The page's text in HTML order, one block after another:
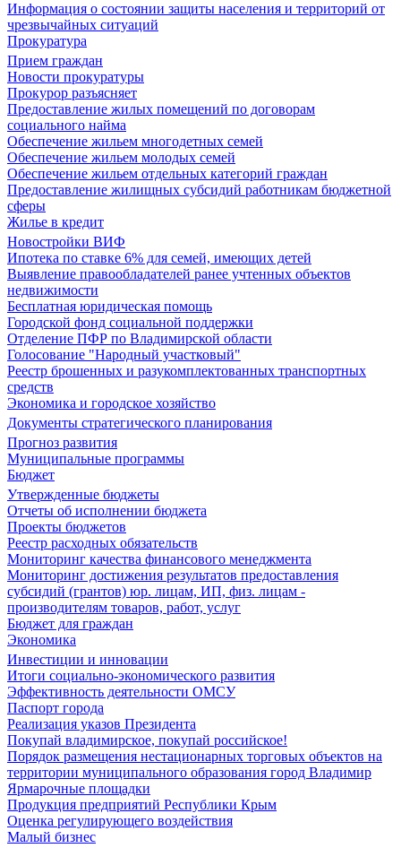
Информация о состоянии защиты населения и территорий от
чрезвычайных ситуаций
Прокуратура
Прием граждан
Новости прокуратуры
Прокурор разъясняет
Предоставление жилых помещений по договорам
социального найма
Обеспечение жильем многодетных семей
Обеспечение жильем молодых семей
Обеспечение жильем отдельных категорий граждан
Предоставление жилищных субсидий работникам бюджетной
сферы
Жилье в кредит
Новостройки ВИФ
Ипотека по ставке 6% для семей, имеющих детей
Выявление правообладателей ранее учтенных объектов
недвижимости
Бесплатная юридическая помощь
Городской фонд социальной поддержки
Отделение ПФР по Владимирской области
Голосование "Народный участковый"
Реестр брошенных и разукомплектованных транспортных
средств
Экономика и городское хозяйство
Документы стратегического планирования
Прогноз развития
Муниципальные программы
Бюджет
Утвержденные бюджеты
Отчеты об исполнении бюджета
Проекты бюджетов
Реестр расходных обязательств
Мониторинг качества финансового менеджмента
Мониторинг достижения результатов предоставления
субсидий (грантов) юр. лицам, ИП, физ. лицам -
производителям товаров, работ, услуг
Бюджет для граждан
Экономика
Инвестиции и инновации
Итоги социально-экономического развития
Эффективность деятельности ОМСУ
Паспорт города
Реализация указов Президента
Покупай владимирское, покупай российское!
Порядок размещения нестационарных торговых объектов на
территории муниципального образования город Владимир
Ярмарочные площадки
Продукция предприятий Республики Крым
Оценка регулирующего воздействия
Малый бизнес